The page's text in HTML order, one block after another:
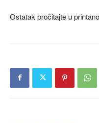
Ostatak pročitajte u